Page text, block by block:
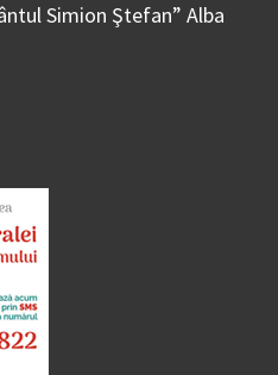
Simion Ştefan” Alba